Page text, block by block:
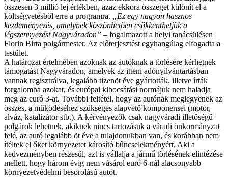
összesen 3 millió lej értékben, azaz ekkora összeget különít el a
költségvetésből erre a programra.
„Ez egy nagyon hasznos
kezdeményezés, amelynek köszönhetően csökkenthetjük a
légszennyezést Nagyváradon” – fogalmazott a helyi tanácsülésen
Florin Birta polgármester. Az előterjesztést egyhangúlag elfogadta a
testület.
A határozat értelmében azoknak az autóknak a törlésére kérhetnek
támogatást Nagyváradon, amelyek az itteni adónyilvántartásban
vannak regisztrálva, legalább tizenöt éve gyártották, illetve írták
forgalomba azokat, és európai kibocsátási normájuk nem haladja
meg az euró 3-at. További feltétel, hogy az autónak meglegyenek az
összes, a működéséhez szükséges alapvető komponensei (motor,
alváz, katalizátor stb.). A kérvényezők csak nagyváradi illetőségű
polgárok lehetnek, akiknek nincs tartozásuk a váradi önkormányzat
felé, az autó legalább öt éve a tulajdonukban van, és korábban nem
ítéltek el őket környezetet károsító bűncselekményért. Aki a
kedvezményben részesül, azt is vállalja a jármű törlésének elintézése
mellett, hogy három évig nem vásárol euró 6-nál alacsonyabb
környezetvédelmi besorolású autót.